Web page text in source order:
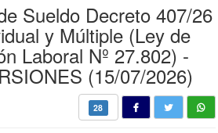
Sueldo Decreto 407/26
y Múltiple (Ley de
Laboral Nº 27.802) -
(15/07/2026)
28